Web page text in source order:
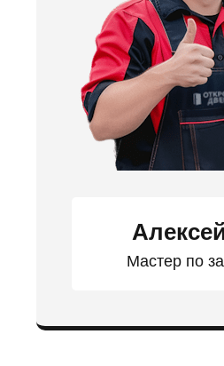
Мастер по